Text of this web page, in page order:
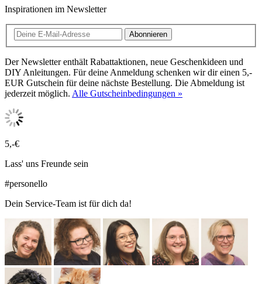
Inspirationen im Newsletter
Abonnieren
Der Newsletter enthält Rabattaktionen, neue Geschenkideen und
DIY Anleitungen. Für deine Anmeldung schenken wir dir einen 5,-
EUR Gutschein für deine nächste Bestellung. Die Abmeldung ist
jederzeit möglich. Alle Gutscheinbedingungen »
5,-€
Lass' uns Freunde sein
#personello
Dein Service-Team ist für dich da!